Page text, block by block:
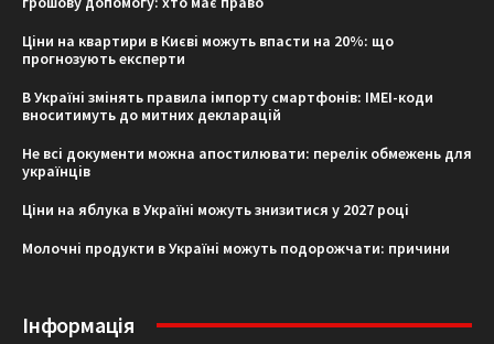
Ціни на квартири в Києві можуть впасти на 20%: що
прогнозують експерти
В Україні змінять правила імпорту смартфонів: IMEI-коди
вноситимуть до митних декларацій
Не всі документи можна апостилювати: перелік обмежень для
українців
Ціни на яблука в Україні можуть знизитися у 2027 році
Молочні продукти в Україні можуть подорожчати: причини
Інформація